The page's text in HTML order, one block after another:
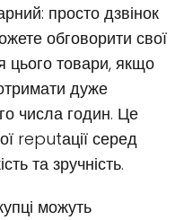
просто дзвінок
обговорити свої
цього товари, якщо
дуже
числа годин. Це
reputації серед
та зручність.
можуть